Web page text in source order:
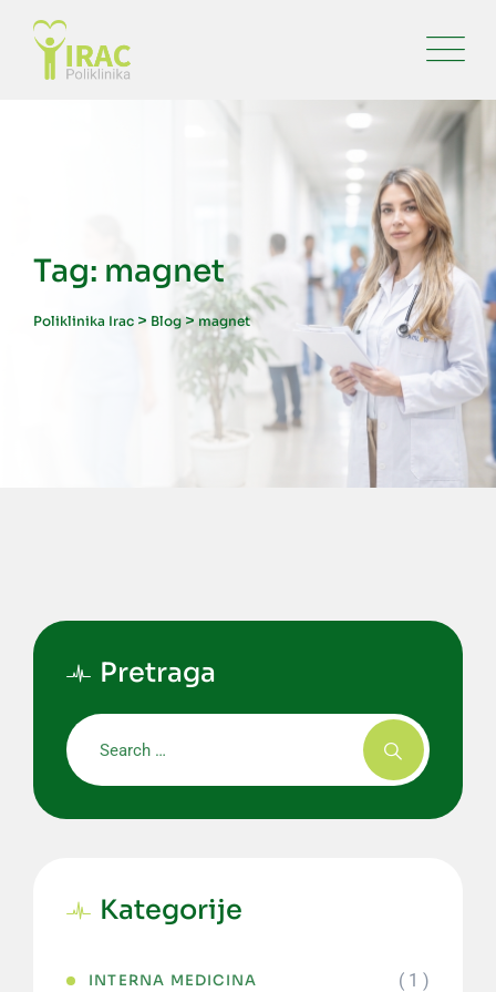
content
Tag: magnet
Poliklinika Irac > Blog> magnet
Pretraga
Kategorije
INTERNA MEDICINA ( 1 )